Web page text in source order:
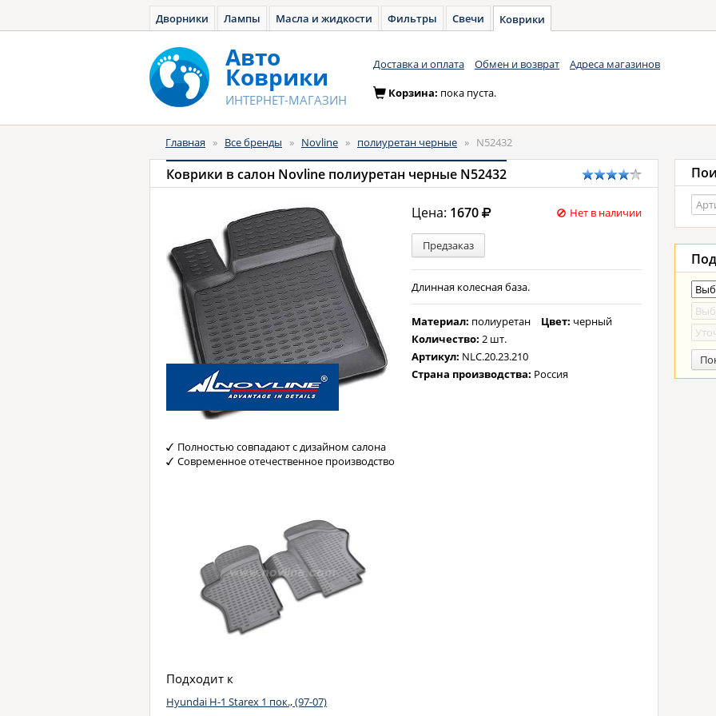
Дворники Лампы Масла и жидкости Фильтры Свечи Коврики
Авто
Коврики
ИНТЕРНЕТ-МАГАЗИН
Доставка и оплата Обмен и возврат Адреса магазинов
Корзина: пока пуста.
Главная » Все бренды » Novline » полиуретан черные » N52432
Коврики в салон Novline полиуретан черные N52432
Цена: 1670 Нет в наличии
Предзаказ
Длинная колесная база.
Материал: полиуретан Цвет: черный
Количество:2 шт.
Артикул: NLC.20.23.210
Страна производства: Россия
Полностью совпадают с дизайном салона
Современное отечественное производство
Подходит к
Hyundai H-1 Starex 1 пок., (97-07)